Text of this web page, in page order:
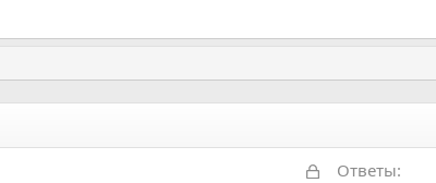
З
Ответы